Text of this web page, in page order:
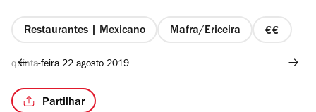
Restaurantes | Mexicano Mafra/Ericeira
preço
quinta-feira 22 agosto 2019
Partilhar